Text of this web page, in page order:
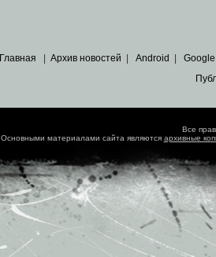
Главная Архив новостей Android Google
Все
Основными материалами сайта являются архивные